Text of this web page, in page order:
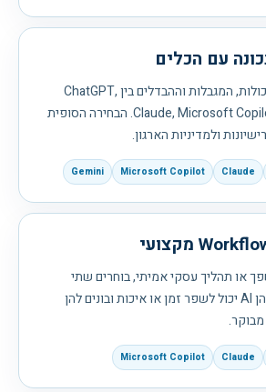
עם הכלים
נכיר את היכולות, המגבלות וההבדלים בין ChatGPT,
Claude, Microsoft Copilot, Gemini. הבחירה הסופית
ולמדיניות הארגון.
Claude
Microsoft Copilot
Gemini
או תהליך עסקי אמיתי, בוחרים שתי
נקודות שבהן AI יכול לשפר זמן או איכות ובונים להן
Claude
Microsoft Copilot